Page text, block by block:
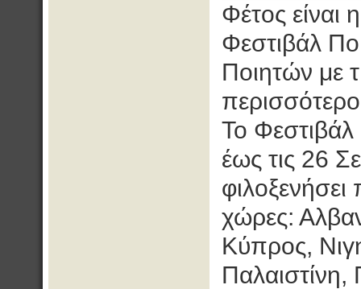
Φέτος είναι
Φεστιβάλ
Ποιητών με
Το
έως τις 26
χώρες:
Κύπρος,